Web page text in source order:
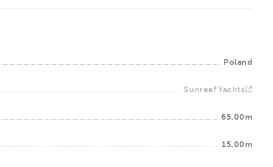
Poland
Sunreef Yachts
65.00m
15.00m